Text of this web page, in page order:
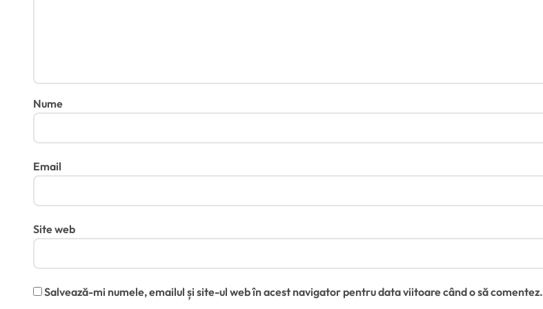
Nume
Email
Site web
Salvează-mi numele, emailul și site-ul web în acest navigator pentru data viitoare când o să comentez.